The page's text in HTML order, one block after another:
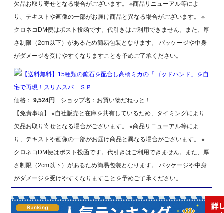
欠品お取り寄せとなる場合がございます。 ※商品リニューアル等によ
り、テキストや画像の一部がお届け商品と異なる場合がございます。 ※
クロネコDM便はポスト投函です。代引きはご利用できません。また、厚
さ制限（2cm以下）があるため簡易包装となります。 パッケージや中身
がダメージを受けやすくなりますことを予めご了承ください。
【送料無料】15種類の鉱石を配合し高橋ミカの「ゴッドハンド」を自
宅で再現！スリムスパ ＳＰ
価格：9,524円
ショップ名：お買い物だねっと！
【免責事項】 ※自社販売と在庫を共有しているため、タイミングにより
欠品お取り寄せとなる場合がございます。 ※商品リニューアル等によ
り、テキストや画像の一部がお届け商品と異なる場合がございます。 ※
クロネコDM便はポスト投函です。代引きはご利用できません。また、厚
さ制限（2cm以下）があるため簡易包装となります。 パッケージや中身
がダメージを受けやすくなりますことを予めご了承ください。